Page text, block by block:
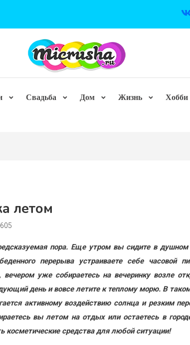
Свадьба Дом Жизнь Хобби
летом
пора. Еще утром вы сидите в душном
перерыва устраиваете себе часовой
уже собираетесь на вечеринку возле
день и вовсе летите к теплому морю. В
активному воздействию солнца и резким
вы летом на отдых или остаетесь в
косметические средства для любой ситуации!